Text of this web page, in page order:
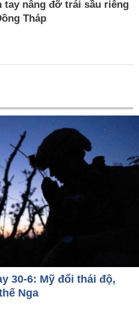
tay nâng đỡ trái sầu riêng
Tháp
30-6: Mỹ đổi thái độ,
Nga